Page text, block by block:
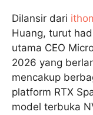
Dilansir dari
Huang, turut
utama CEO
2026 yang
mencakup
platform RTX
model terbuka